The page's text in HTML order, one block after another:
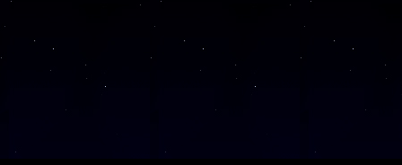
SAMSTAG
SAMSTAG